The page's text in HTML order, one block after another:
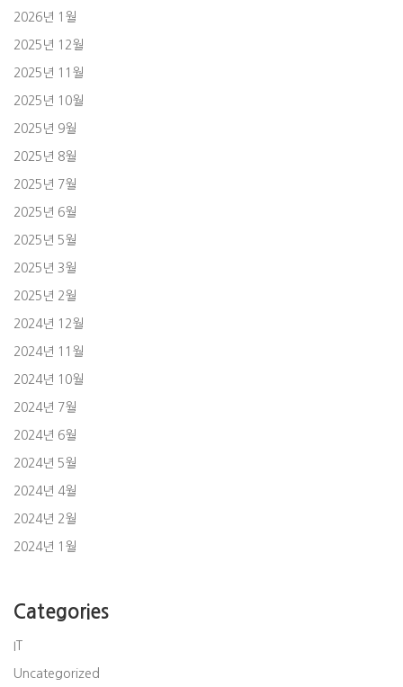
2026년 1월
2025년 12월
2025년 11월
2025년 10월
2025년 9월
2025년 8월
2025년 7월
2025년 6월
2025년 5월
2025년 3월
2025년 2월
2024년 12월
2024년 11월
2024년 10월
2024년 7월
2024년 6월
2024년 5월
2024년 4월
2024년 2월
2024년 1월
Categories
IT
Uncategorized